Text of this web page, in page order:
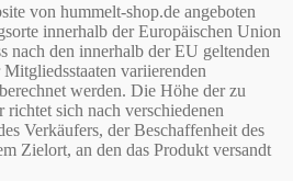
von hummelt-shop.de angeboten
innerhalb der Europäischen Union
nach den innerhalb der EU geltenden
variierenden
werden. Die Höhe der zu
richtet sich nach verschiedenen
Verkäufers, der Beschaffenheit des
Zielort, an den das Produkt versandt